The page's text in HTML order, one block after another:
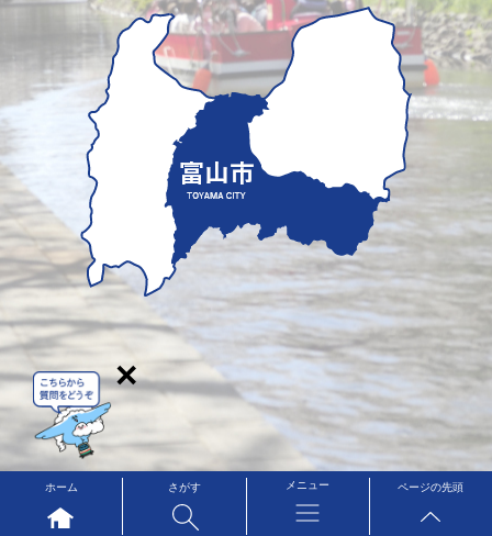
ホーム さがす メニュー ページの先頭
×